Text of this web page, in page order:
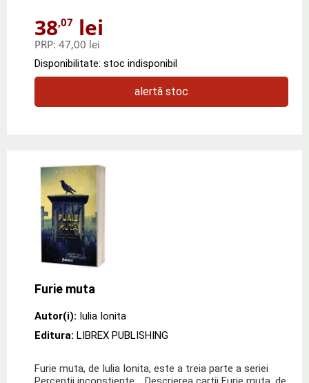
38,07 lei
PRP: 47,00 lei
Disponibilitate: stoc indisponibil
alertă stoc
Furie muta
Autor(i): Iulia Ionita
Editura: LIBREX PUBLISHING
Furie muta, de Iulia Ionita, este a treia parte a seriei